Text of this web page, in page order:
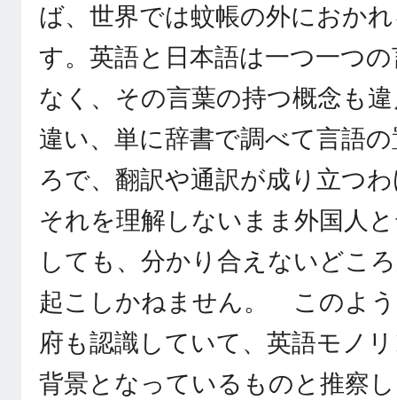
ば、世界では蚊帳の外におか
す。英語と日本語は一つ一つ
なく、その言葉の持つ概念も
違い、単に辞書で調べて言語
ろで、翻訳や通訳が成り立つ
それを理解しないまま外国人
しても、分かり合えないどこ
起こしかねません。 このよ
府も認識していて、英語モノ
背景となっているものと推察